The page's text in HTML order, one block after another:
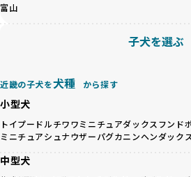
接のヒアリング、現地確認を通じて厳
このプロセスにより、育成環境や健康
さらに、こうした評価結果は透明性を
ため、どのブリーダーを選んでも安心
だけます。
徹底した透明性こそが、
す。
BreederFamiliesは、ペット業界が抱
境は、ストレスや感染リスクを増大さ
ペットショップやオークションを介さ
ことを大切にしています。また、彼ら
認し、ワンちゃんが安心して暮らせる
接の引き渡しを基本とします。
一方で、営利優先ブリーダーは、広範
を軽視しがちです。
富山
子犬を選ぶ
近畿の子犬を犬種 から探す
小型犬
トイプードルチワワミニチュアダックスフンド
ミニチュアシュナウザーパグカニンヘンダック
中型犬